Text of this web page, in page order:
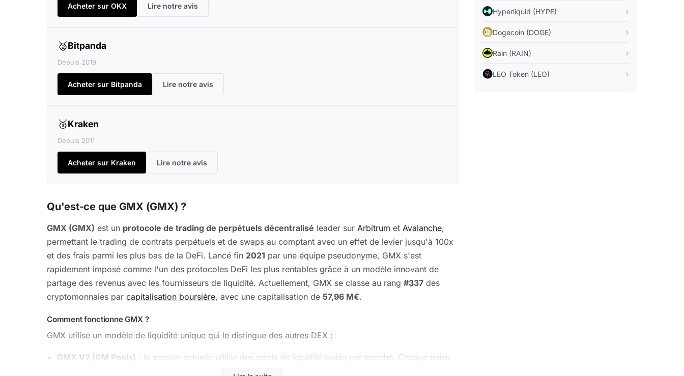
Acheter sur OKX Lire notre avis
🥈Bitpanda
Depuis 2019
Acheter sur Bitpanda Lire notre avis
🥉Kraken
Depuis 2011
Acheter sur Kraken Lire notre avis
Qu'est-ce que GMX (GMX) ?
GMX (GMX) est un protocole de trading de perpétuels décentralisé leader sur Arbitrum et Avalanche,
permettant le trading de contrats perpétuels et de swaps au comptant avec un effet de levier jusqu'à 100x
et des frais parmi les plus bas de la DeFi. Lancé fin 2021 par une équipe pseudonyme, GMX s'est
rapidement imposé comme l'un des protocoles DeFi les plus rentables grâce à un modèle innovant de
partage des revenus avec les fournisseurs de liquidité. Actuellement, GMX se classe au rang #337 des
cryptomonnaies par capitalisation boursière, avec une capitalisation de 57,96 M€.
Comment fonctionne GMX ?
GMX utilise un modèle de liquidité unique qui le distingue des autres DEX :
GMX V2 (GM Pools) : la version actuelle utilise des pools de liquidité isolés par marché. Chaque paire
de trading (ETH/USD, BTC/USD, etc.) a son propre pool de liquidité composé du token sous-jacent et
Hyperliquid (HYPE)
Dogecoin (DOGE)
Rain (RAIN)
LEO Token (LEO)